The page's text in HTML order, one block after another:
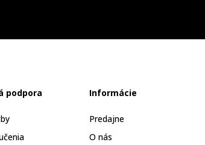
podpora Informácie
Predajne
O nás